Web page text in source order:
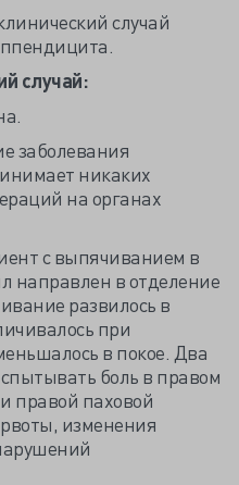
случай
случай:
заболевания
никаких
на органах
с выпячиванием в
направлен в отделение
развилось в
при
в покое. Два
боль в правом
правой паховой
изменения